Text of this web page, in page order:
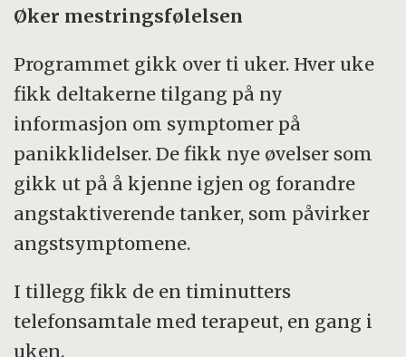
Øker mestringsfølelsen
Programmet gikk over ti uker. Hver uke
fikk deltakerne tilgang på ny
informasjon om symptomer på
panikklidelser. De fikk nye øvelser som
gikk ut på å kjenne igjen og forandre
angstaktiverende tanker, som påvirker
angstsymptomene.
I tillegg fikk de en timinutters
telefonsamtale med terapeut, en gang i
uken.